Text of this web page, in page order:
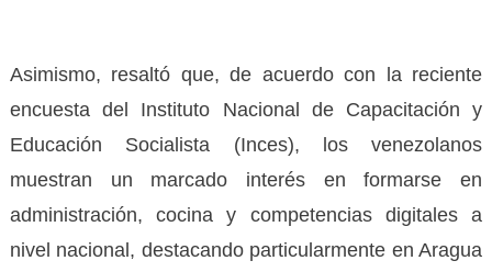
Asimismo, resaltó que, de acuerdo con la reciente
encuesta del Instituto Nacional de Capacitación y
Educación Socialista (Inces), los venezolanos
muestran un marcado interés en formarse en
administración, cocina y competencias digitales a
nivel nacional, destacando particularmente en Aragua